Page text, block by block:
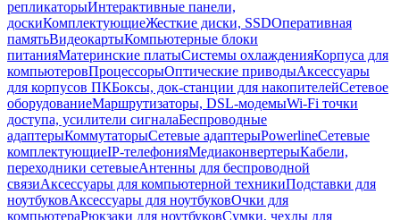
репликаторыИнтерактивные панели,
доскиКомплектующиеЖесткие диски, SSDОперативная
памятьВидеокартыКомпьютерные блоки
питанияМатеринские платыСистемы охлажденияКорпуса для
компьютеровПроцессорыОптические приводыАксессуары
для корпусов ПКБоксы, док-станции для накопителейСетевое
оборудованиеМаршрутизаторы, DSL-модемыWi-Fi точки
доступа, усилители сигналаБеспроводные
адаптерыКоммутаторыСетевые адаптерыPowerlineСетевые
комплектующиеIP-телефонияМедиаконвертерыКабели,
переходники сетевыеАнтенны для беспроводной
связиАксессуары для компьютерной техникиПодставки для
ноутбуковАксессуары для ноутбуковОчки для
компьютераРюкзаки для ноутбуковСумки, чехлы для